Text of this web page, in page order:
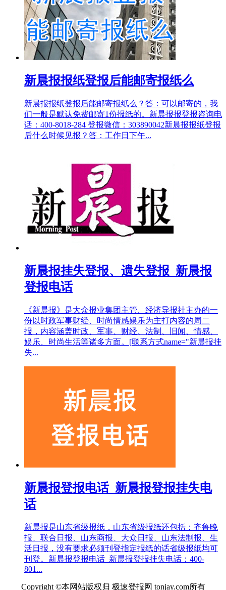
新晨报报纸登报后能邮寄报纸么
新晨报报纸登报后能邮寄报纸么？答：可以邮寄的，我
们一般是默认免费邮寄1份报纸的。新晨报报登报咨询电
话：400-8018-284 登报微信：303890042新晨报报纸登报
后什么时候见报？答：工作日下午...
新晨报挂失登报、遗失登报_新晨报
登报电话
《新晨报》是大众报业集团主管、经济导报社主办的一
份以时政军事财经、时尚情感娱乐为主打内容的周二
报，内容涵盖时政、军事、财经、法制、旧闻、情感、
娱乐、时尚生活等诸多方面。[联系方式name="新晨报挂
失...
新晨报登报电话_新晨报登报挂失电
话
新晨报是山东省级报纸，山东省级报纸还包括：齐鲁晚
报、联合日报、山东商报、大众日报、山东法制报、生
活日报，没有要求必须刊登指定报纸的话省级报纸均可
刊登。新晨报登报电话_新晨报登报挂失电话：400-
801...
Copyright ©本网站版权归 极速登报网 tonjay.com所有